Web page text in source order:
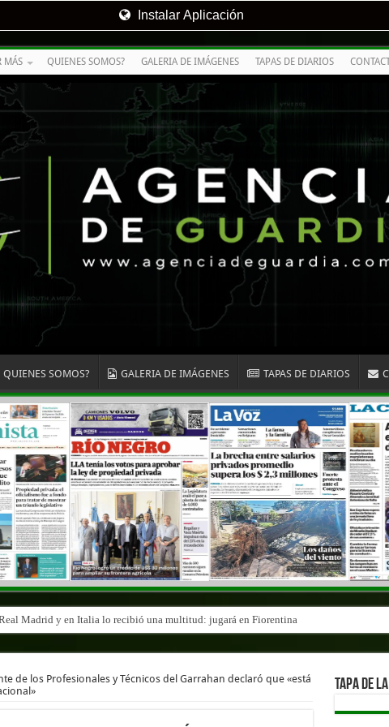
Instalar Aplicación
MÁS QUIENES SOMOS? GALERIA DE IMÁGENES TAPAS DE DIARIOS
QUIENES SOMOS? GALERIA DE IMÁGENES TAPAS DE DIARIOS
Madrid y en Italia lo recibió una multitud: jugará en Fiorentina
de Gaiman en medio de una operación
de los Profesionales y Técnicos del Garrahan declaró que «está
TAPA DE